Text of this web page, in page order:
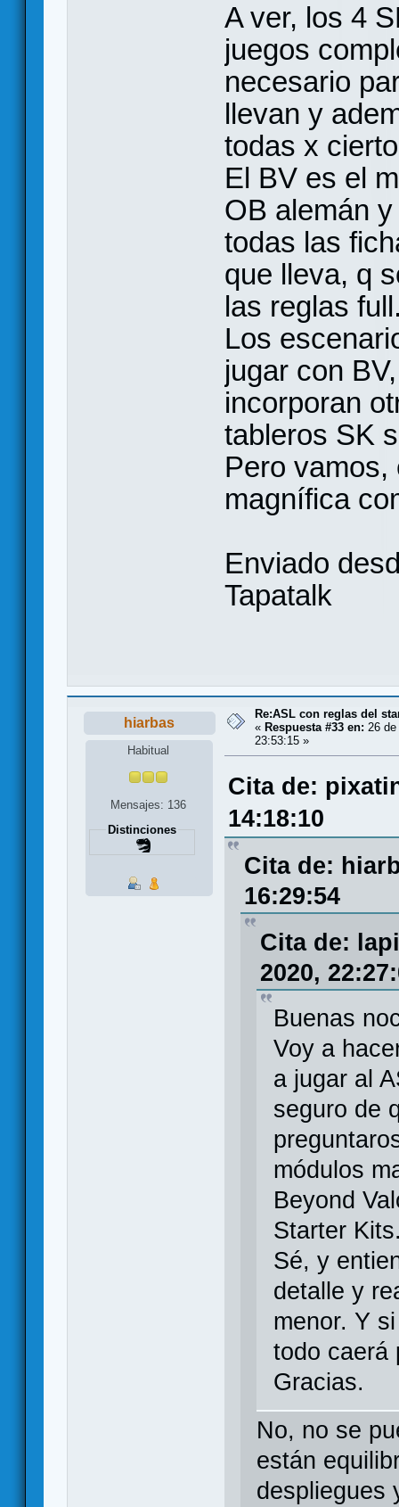
A ver, los 4
juegos
necesario
llevan y
todas x
El BV es el
OB alemán
todas las
que lleva, q
las reglas
Los
jugar con
incorporan
tableros SK
Pero vamos,
magnífica
Enviado
Tapatalk
hiarbas
Habitual
Mensajes: 136
Distinciones
Re:ASL con reglas del
« Respuesta #33 en: 26
23:53:15 »
Cita de:
14:18:10
Cita de:
16:29:54
Cita de:
2020,
Buenas
Voy a
a jugar al
seguro de
módulos
Beyond
Starter
Sé, y
detalle y
menor. Y
todo caerá
Gracias.
No, no se
están
despliegues